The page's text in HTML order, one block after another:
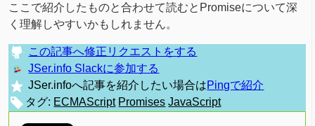
ここで紹介したものと合わせて読むとPromiseについて深
く理解しやすいかもしれません。
この記事へ修正リクエストをする
JSer.info Slackに参加する
JSer.infoへ記事を紹介したい場合はPingで紹介
タグ: ECMAScript Promises JavaScript